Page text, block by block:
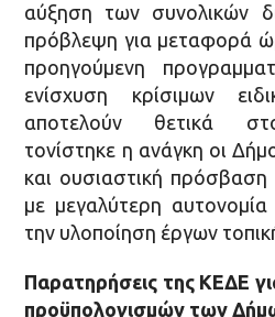
αύξηση των συνολικών
πρόβλεψη για μεταφορά
προηγούμενη
ενίσχυση κρίσιμων
αποτελούν θετικά
τονίστηκε η ανάγκη οι
και ουσιαστική
με μεγαλύτερη
την υλοποίηση έργων
Παρατηρήσεις της ΚΕΔΕ
προϋπολογισμών των